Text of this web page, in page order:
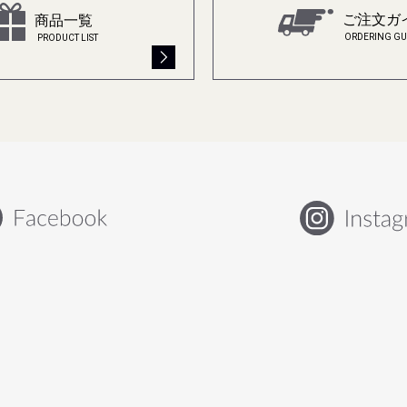
商品一覧
PRODUCT LIST
ご注文ガ
ORDERING